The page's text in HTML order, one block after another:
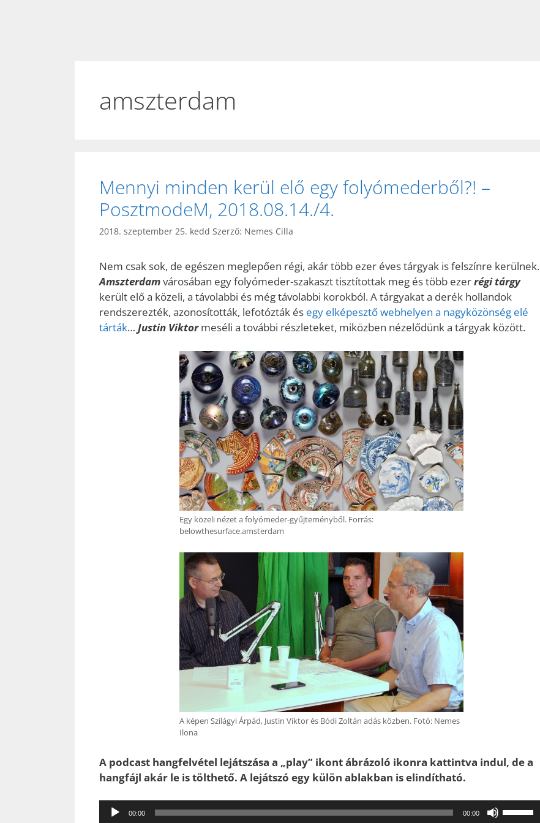
amszterdam
Mennyi minden kerül elő egy folyómederből?! –
PosztmodeM, 2018.08.14./4.
2018. szeptember 25. kedd Szerző: Nemes Cilla
Nem csak sok, de egészen meglepően régi, akár több ezer éves tárgyak is felszínre kerülnek.
Amszterdamvárosában egy folyómeder-szakaszt tisztítottak meg és több ezerrégi tárgy
került elő a közeli, a távolabbi és még távolabbi korokból. A tárgyakat a derék hollandok
rendszerezték, azonosították, lefotózták és egy elképesztő webhelyen a nagyközönség elé
tárták… Justin Viktormeséli a további részleteket, miközben nézelődünk a tárgyak között.
Egy közeli nézet a folyómeder-gyűjteményből. Forrás:
belowthesurface.amsterdam
A képen Szilágyi Árpád, Justin Viktor és Bódi Zoltán adás közben. Fotó: Nemes
Ilona
A podcast hangfelvétel lejátszása a „play” ikont ábrázoló ikonra kattintva indul, de a
hangfájl akár le is tölthető. A lejátszó egy külön ablakban is elindítható.
Audió
00:00 00:00
A